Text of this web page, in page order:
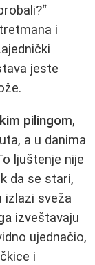
i
jeste
pilingom,
a u danima
ljuštenje nije
da se stari,
izlazi sveža
izveštavaju
ujednačio,
i